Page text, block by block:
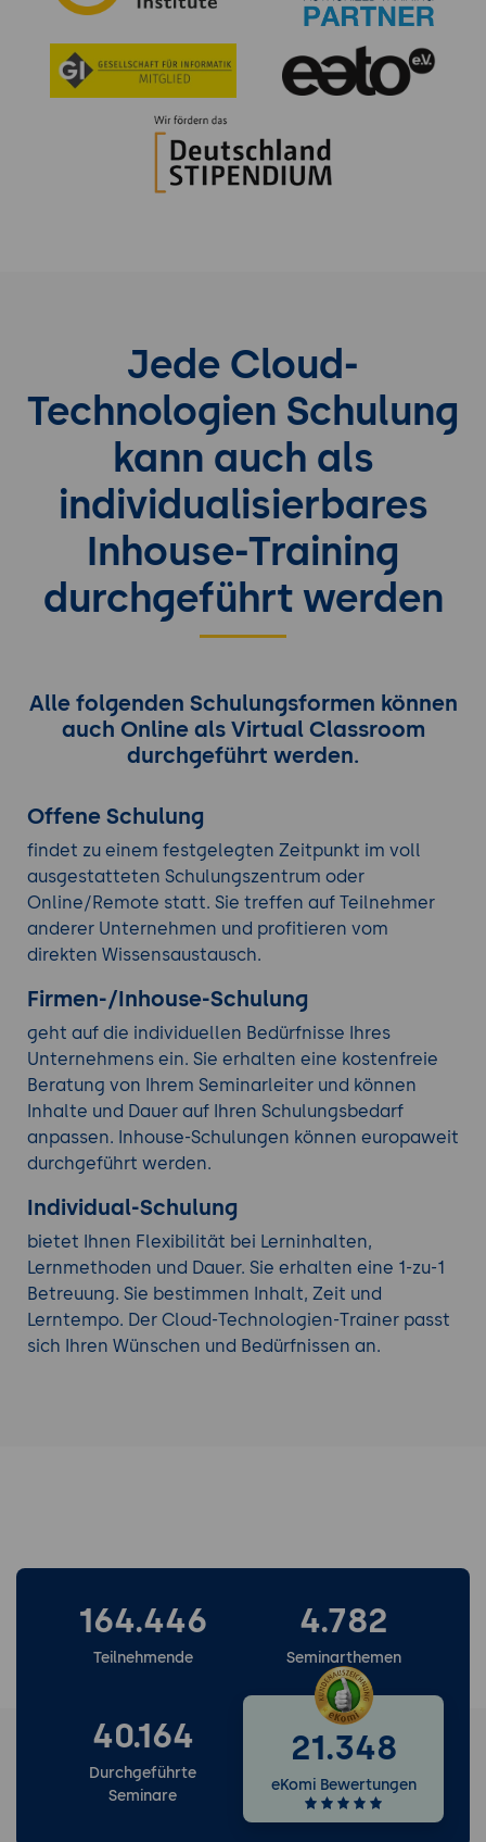
Jede Cloud-
Technologien Schulung
kann auch als
individualisierbares
Inhouse-Training
durchgeführt werden
Alle folgenden Schulungsformen können
auch Online als Virtual Classroom
durchgeführt werden.
Offene Schulung
findet zu einem festgelegten Zeitpunkt im voll
ausgestatteten Schulungszentrum oder
Online/Remote statt. Sie treffen auf Teilnehmer
anderer Unternehmen und profitieren vom
direkten Wissensaustausch.
Firmen-/Inhouse-Schulung
geht auf die individuellen Bedürfnisse Ihres
Unternehmens ein. Sie erhalten eine kostenfreie
Beratung von Ihrem Seminarleiter und können
Inhalte und Dauer auf Ihren Schulungsbedarf
anpassen. Inhouse-Schulungen können europaweit
durchgeführt werden.
Individual-Schulung
bietet Ihnen Flexibilität bei Lerninhalten,
Lernmethoden und Dauer. Sie erhalten eine 1-zu-1
Betreuung. Sie bestimmen Inhalt, Zeit und
Lerntempo. Der Cloud-Technologien-Trainer passt
sich Ihren Wünschen und Bedürfnissen an.
164.446
Teilnehmende
4.782
Seminarthemen
40.164
Durchgeführte
Seminare
21.348
eKomi Bewertungen